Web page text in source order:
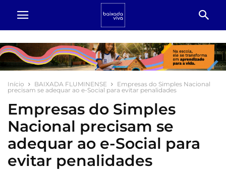
Início BAIXADA FLUMINENSE
Empresas do Simples Nacional
precisam se adequar ao e-Social para evitar penalidades
Empresas do Simples
Nacional precisam se
adequar ao e-Social para
evitar penalidades